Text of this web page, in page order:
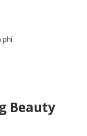
phí
Beauty